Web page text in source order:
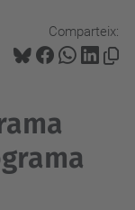
Comparteix: